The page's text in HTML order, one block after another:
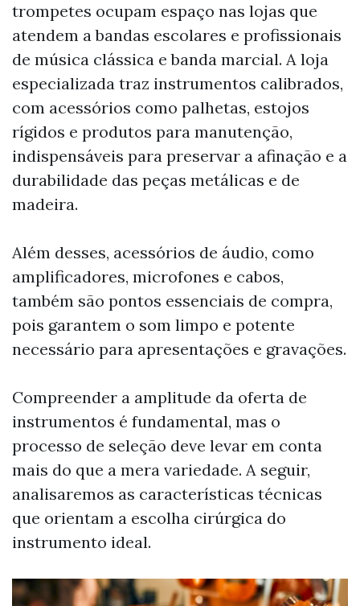
trompetes ocupam espaço nas lojas que
atendem a bandas escolares e profissionais
de música clássica e banda marcial. A loja
especializada traz instrumentos calibrados,
com acessórios como palhetas, estojos
rígidos e produtos para manutenção,
indispensáveis para preservar a afinação e a
durabilidade das peças metálicas e de
madeira.
Além desses, acessórios de áudio, como
amplificadores, microfones e cabos,
também são pontos essenciais de compra,
pois garantem o som limpo e potente
necessário para apresentações e gravações.
Compreender a amplitude da oferta de
instrumentos é fundamental, mas o
processo de seleção deve levar em conta
mais do que a mera variedade. A seguir,
analisaremos as características técnicas
que orientam a escolha cirúrgica do
instrumento ideal.